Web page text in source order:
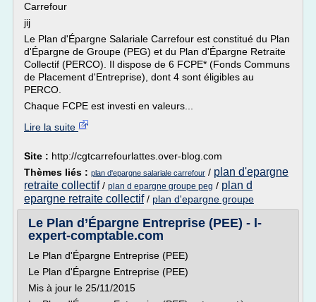
Carrefour
jij
Le Plan d'Épargne Salariale Carrefour est constitué du Plan
d'Épargne de Groupe (PEG) et du Plan d'Épargne Retraite
Collectif (PERCO). Il dispose de 6 FCPE* (Fonds Communs
de Placement d'Entreprise), dont 4 sont éligibles au
PERCO.
Chaque FCPE est investi en valeurs...
Lire la suite
Site : http://cgtcarrefourlattes.over-blog.com
Thèmes liés : plan d'epargne salariale carrefour / plan d'epargne
retraite collectif/ plan d epargne groupe peg / plan d
epargne retraite collectif/ plan d'epargne groupe
Le Plan d’Épargne Entreprise (PEE) - l-
expert-comptable.com
Le Plan d'Épargne Entreprise (PEE)
Le Plan d'Épargne Entreprise (PEE)
Mis à jour le 25/11/2015